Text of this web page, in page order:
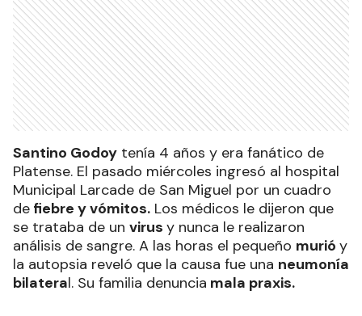
Santino Godoy tenía 4 años y era fanático de
Platense. El pasado miércoles ingresó al hospital
Municipal Larcade de San Miguel por un cuadro
de fiebre y vómitos. Los médicos le dijeron que
se trataba de un virus y nunca le realizaron
análisis de sangre. A las horas el pequeño murió y
la autopsia reveló que la causa fue una neumonía
bilateral. Su familia denuncia mala praxis.